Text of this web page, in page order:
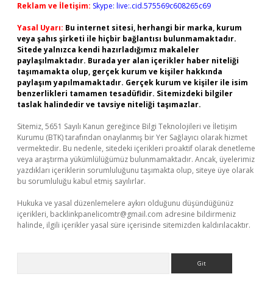
Reklam ve İletişim: Skype: live:.cid.575569c608265c69
Yasal Uyarı: Bu internet sitesi, herhangi bir marka, kurum
veya şahıs şirketi ile hiçbir bağlantısı bulunmamaktadır.
Sitede yalnızca kendi hazırladığımız makaleler
paylaşılmaktadır. Burada yer alan içerikler haber niteliği
taşımamakta olup, gerçek kurum ve kişiler hakkında
paylaşım yapılmamaktadır. Gerçek kurum ve kişiler ile isim
benzerlikleri tamamen tesadüfidir. Sitemizdeki bilgiler
taslak halindedir ve tavsiye niteliği taşımazlar.
Sitemiz, 5651 Sayılı Kanun gereğince Bilgi Teknolojileri ve İletişim
Kurumu (BTK) tarafından onaylanmış bir Yer Sağlayıcı olarak hizmet
vermektedir. Bu nedenle, sitedeki içerikleri proaktif olarak denetleme
veya araştırma yükümlülüğümüz bulunmamaktadır. Ancak, üyelerimiz
yazdıkları içeriklerin sorumluluğunu taşımakta olup, siteye üye olarak
bu sorumluluğu kabul etmiş sayılırlar.
Hukuka ve yasal düzenlemelere aykırı olduğunu düşündüğünüz
içerikleri, backlinkpanelicomtr@gmail.com adresine bildirmeniz
halinde, ilgili içerikler yasal süre içerisinde sitemizden kaldırılacaktır.